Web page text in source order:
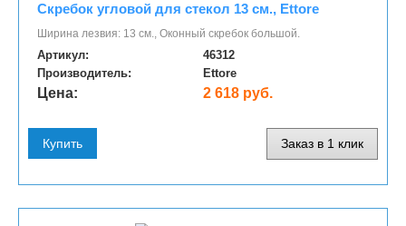
Скребок угловой для стекол 13 см., Ettore
Ширина лезвия: 13 см., Оконный скребок большой.
Артикул:
46312
Производитель:
Ettore
Цена: 2 618 руб.
Купить Заказ в 1 клик